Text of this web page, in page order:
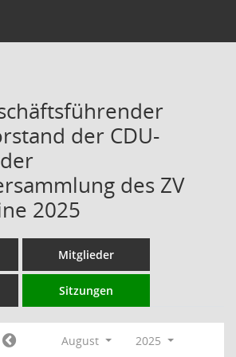
der CDU-
des ZV
2025
Mitglieder
Sitzungen
August
2025